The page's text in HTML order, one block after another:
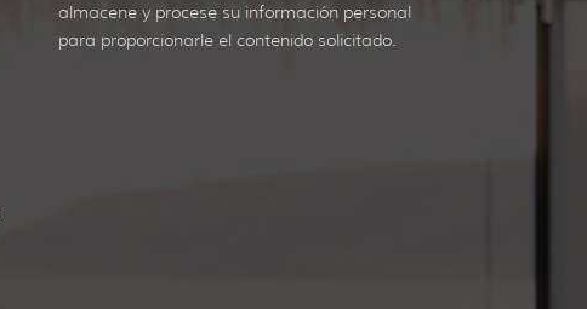
almacene y procese su información personal
para proporcionarle el contenido solicitado.